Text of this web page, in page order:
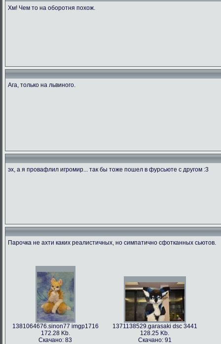
Хм! Чем то на оборотня похож.
Ага, только на львиного.
эх, а я провафлил игромир... так бы тоже пошел в фурсьюте с другом :3
Парочка не ахти каких реалистичных, но симпатично сфотканных сьютов.
1381064676.sinon77 imgp1716
172.28 Kb.
Скачано: 83
1371138529.garasaki dsc 3441
128.25 Kb.
Скачано: 91